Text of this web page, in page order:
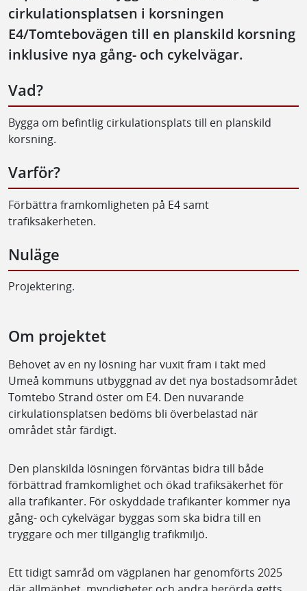
cirkulationsplatsen i korsningen
E4/Tomtebovägen till en planskild korsning
inklusive nya gång- och cykelvägar.
Vad?
Bygga om befintlig cirkulationsplats till en planskild
korsning.
Varför?
Förbättra framkomligheten på E4 samt
trafiksäkerheten.
Nuläge
Projektering.
Om projektet
Behovet av en ny lösning har vuxit fram i takt med
Umeå kommuns utbyggnad av det nya bostadsområdet
Tomtebo Strand öster om E4. Den nuvarande
cirkulationsplatsen bedöms bli överbelastad när
området står färdigt.
Den planskilda lösningen förväntas bidra till både
förbättrad framkomlighet och ökad trafiksäkerhet för
alla trafikanter. För oskyddade trafikanter kommer nya
gång- och cykelvägar byggas som ska bidra till en
tryggare och mer tillgänglig trafikmiljö.
Ett tidigt samråd om vägplanen har genomförts 2025